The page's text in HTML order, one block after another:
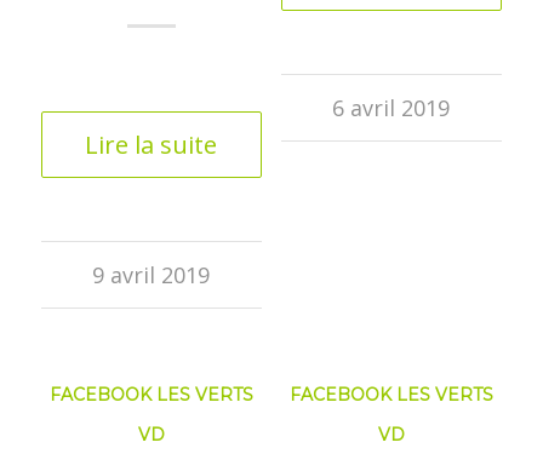
Lire la suite
9 avril 2019
6 avril 2019
FACEBOOK LES VERTS
VD
FACEBOOK LES VERTS
VD